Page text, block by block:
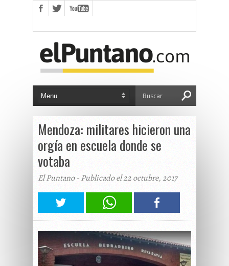
Mendoza: militares hicieron una
orgía en escuela donde se
votaba
El Puntano - Publicado el 22 octubre, 2017